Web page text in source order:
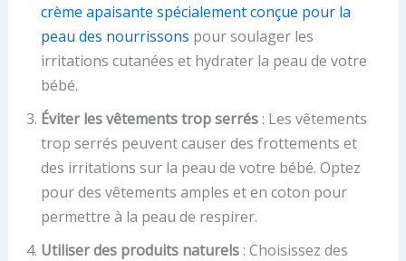
crème apaisante spécialement conçue pour la
peau des nourrissons pour soulager les
irritations cutanées et hydrater la peau de votre
bébé.
Éviter les vêtements trop serrés : Les vêtements
trop serrés peuvent causer des frottements et
des irritations sur la peau de votre bébé. Optez
pour des vêtements amples et en coton pour
permettre à la peau de respirer.
Utiliser des produits naturels: Choisissez des